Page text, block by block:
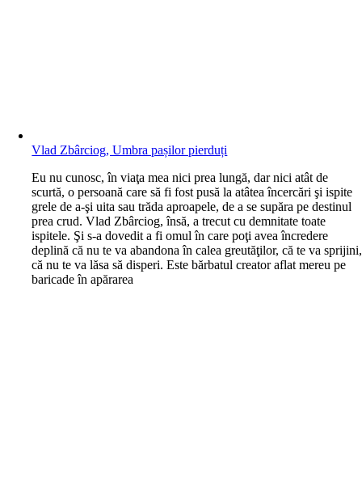
Vlad Zbârciog, Umbra pașilor pierduți
Eu nu cunosc, în viaţa mea nici prea lungă, dar nici atât de
scurtă, o persoană care să fi fost pusă la atâtea încercări şi ispite
grele de a-şi uita sau trăda aproapele, de a se supăra pe destinul
prea crud. Vlad Zbârciog, însă, a trecut cu demnitate toate
ispitele. Şi s-a dovedit a fi omul în care poţi avea încredere
deplină că nu te va abandona în calea greutăţilor, că te va sprijini,
că nu te va lăsa să disperi. Este bărbatul creator aflat mereu pe
baricade în apărarea